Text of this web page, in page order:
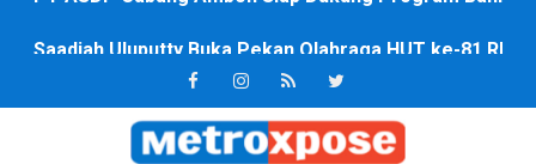
4 Dokter Asal Nias Barat Lulus PPDS di FK USU,
OKU Timur Jalin Komunikasi ke semua Stackholder